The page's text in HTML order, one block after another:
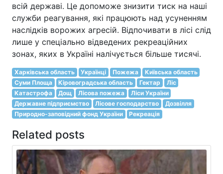
всій державі. Це допоможе знизити тиск на наші
служби реагування, які працюють над усуненням
наслідків ворожих агресій. Відпочивати в лісі слід
лише у спеціально відведених рекреаційних
зонах, яких в Україні налічується більше тисячі.
Харківська область Українці Пожежа
Київська область
Суми Площа
Кіровоградська область Гектар
Ліс
Катастрофа
Дощ Лісова пожежа
Ліси України
Державне підприємство
Лісове господарство
Дозвілля
Природно-заповідний фонд України
Рекреація
Related posts